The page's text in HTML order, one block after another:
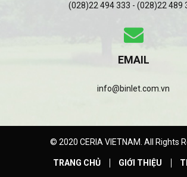
(028)22 494 333 - (028)22 489
EMAIL
info@binlet.com.vn
© 2020 CERIA VIETNAM. All Rights
TRANG CHỦ GIỚI THIỆU